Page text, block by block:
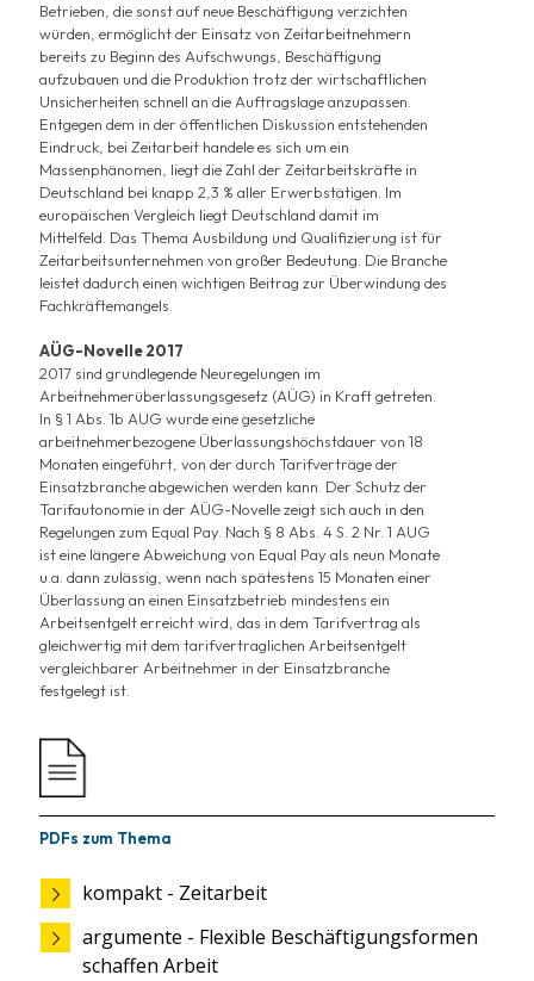
Betrieben, die sonst auf neue Beschäftigung verzichten
würden, ermöglicht der Einsatz von Zeitarbeitnehmern
bereits zu Beginn des Aufschwungs, Beschäftigung
aufzubauen und die Produktion trotz der wirtschaftlichen
Unsicherheiten schnell an die Auftragslage anzupassen.
Entgegen dem in der öffentlichen Diskussion entstehenden
Eindruck, bei Zeitarbeit handele es sich um ein
Massenphänomen, liegt die Zahl der Zeitarbeitskräfte in
Deutschland bei knapp 2,3 % aller Erwerbstätigen. Im
europäischen Vergleich liegt Deutschland damit im
Mittelfeld. Das Thema Ausbildung und Qualifizierung ist für
Zeitarbeitsunternehmen von großer Bedeutung. Die Branche
leistet dadurch einen wichtigen Beitrag zur Überwindung des
Fachkräftemangels.
AÜG-Novelle 2017
2017 sind grundlegende Neuregelungen im
Arbeitnehmerüberlassungsgesetz (AÜG) in Kraft getreten.
In § 1 Abs. 1b AUG wurde eine gesetzliche
arbeitnehmerbezogene Überlassungshöchstdauer von 18
Monaten eingeführt, von der durch Tarifverträge der
Einsatzbranche abgewichen werden kann. Der Schutz der
Tarifautonomie in der AÜG-Novelle zeigt sich auch in den
Regelungen zum Equal Pay. Nach § 8 Abs. 4 S. 2 Nr. 1 AUG
ist eine längere Abweichung von Equal Pay als neun Monate
u.a. dann zulässig, wenn nach spätestens 15 Monaten einer
Überlassung an einen Einsatzbetrieb mindestens ein
Arbeitsentgelt erreicht wird, das in dem Tarifvertrag als
gleichwertig mit dem tarifvertraglichen Arbeitsentgelt
vergleichbarer Arbeitnehmer in der Einsatzbranche
festgelegt ist.
PDFs zum Thema
kompakt - Zeitarbeit
argumente - Flexible Beschäftigungsformen
schaffen Arbeit